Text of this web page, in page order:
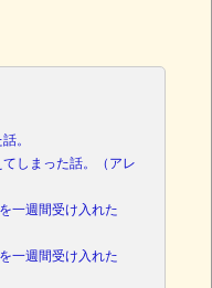
。
しまった話。（アレ
一週間受け入れた
一週間受け入れた